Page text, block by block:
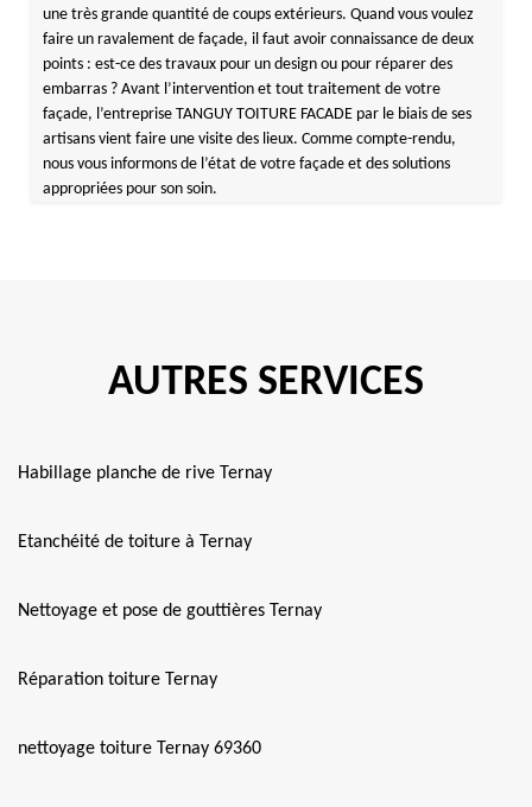
une très grande quantité de coups extérieurs. Quand vous voulez
faire un ravalement de façade, il faut avoir connaissance de deux
points : est-ce des travaux pour un design ou pour réparer des
embarras ? Avant l’intervention et tout traitement de votre
façade, l’entreprise TANGUY TOITURE FACADE par le biais de ses
artisans vient faire une visite des lieux. Comme compte-rendu,
nous vous informons de l’état de votre façade et des solutions
appropriées pour son soin.
AUTRES SERVICES
Habillage planche de rive Ternay
Etanchéité de toiture à Ternay
Nettoyage et pose de gouttières Ternay
Réparation toiture Ternay
nettoyage toiture Ternay 69360